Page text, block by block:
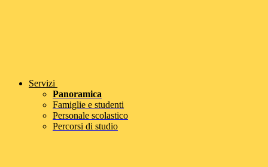
Servizi
Panoramica
Famiglie e studenti
Personale scolastico
Percorsi di studio